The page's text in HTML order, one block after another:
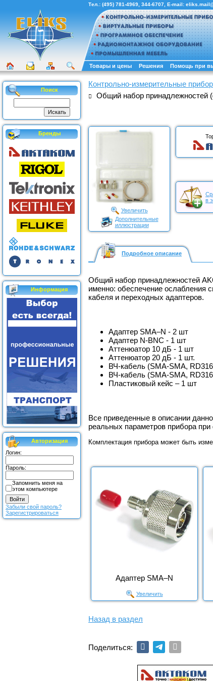
Тел.: (495) 781-4969 344-6707 , E-mail:
Товары и цены Решения Помощь при
Поиск
Бренды
Информация
Авторизация
Логин:
Пароль:
Запомнить меня на
этом компьютере
Забыли свой пароль?
Зарегистрироваться
Контрольно-измерительные
Общий набор принадлежностей
Увеличить
Дополнительные
иллюстрации
в
Подробное описание
Общий набор принадлежностей
именно: обеспечение ослабления
кабеля и переходных адаптеров.
Адаптер SMA–N - 2 шт
Адаптер N-BNC - 1 шт
Аттенюатор 10 дБ - 1 шт
Аттенюатор 20 дБ - 1 шт.
ВЧ-кабель (SMA-SMA,
ВЧ-кабель (SMA-SMA,
Пластиковый кейс – 1 шт
Все приведенные в описании
реальных параметров прибора при
Комплектация прибора может быть
Адаптер SMA–N
Увеличить
Назад в раздел
Поделиться: